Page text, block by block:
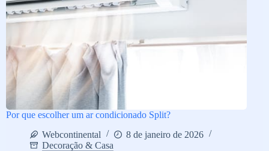
Por que escolher um ar condicionado Split?
Webcontinental
8 de janeiro de 2026
Decoração & Casa